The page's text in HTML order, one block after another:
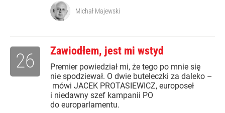
Michał Majewski
Zawiodłem, jest mi wstyd
Premier powiedział mi, że tego po mnie się
nie spodziewał. O dwie buteleczki za daleko –
mówi JACEK PROTASIEWICZ, europoseł
i niedawny szef kampanii PO
do europarlamentu.
26